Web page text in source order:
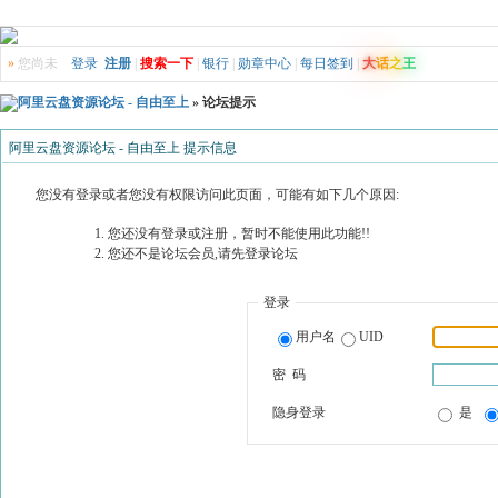
» 您尚未 登录 注册 搜索一下 银行 勋章中心 每日签到 大话之王
阿里云盘资源论坛 - 自由至上 » 论坛提示
阿里云盘资源论坛 - 自由至上 提示信息
您没有登录或者您没有权限访问此页面，可能有如下几个原因:
您还没有登录或注册，暂时不能使用此功能!!
您还不是论坛会员,请先登录论坛
登录
用户名 UID
密 码
隐身登录 是